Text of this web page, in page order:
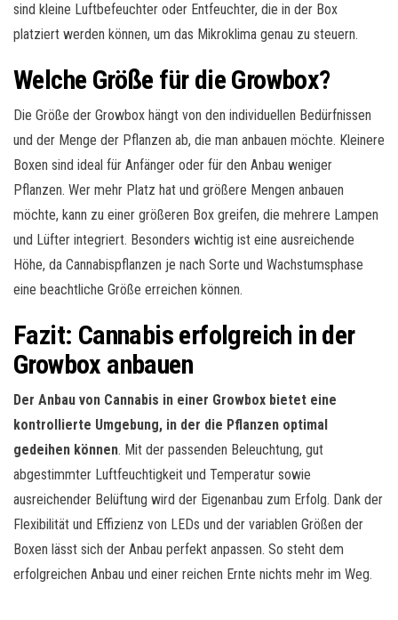
sind kleine Luftbefeuchter oder Entfeuchter, die in der Box
platziert werden können, um das Mikroklima genau zu steuern.
Welche Größe für die Growbox?
Die Größe der Growbox hängt von den individuellen Bedürfnissen
und der Menge der Pflanzen ab, die man anbauen möchte. Kleinere
Boxen sind ideal für Anfänger oder für den Anbau weniger
Pflanzen. Wer mehr Platz hat und größere Mengen anbauen
möchte, kann zu einer größeren Box greifen, die mehrere Lampen
und Lüfter integriert. Besonders wichtig ist eine ausreichende
Höhe, da Cannabispflanzen je nach Sorte und Wachstumsphase
eine beachtliche Größe erreichen können.
Fazit: Cannabis erfolgreich in der
Growbox anbauen
Der Anbau von Cannabis in einer Growbox bietet eine
kontrollierte Umgebung, in der die Pflanzen optimal
gedeihen können. Mit der passenden Beleuchtung, gut
abgestimmter Luftfeuchtigkeit und Temperatur sowie
ausreichender Belüftung wird der Eigenanbau zum Erfolg. Dank der
Flexibilität und Effizienz von LEDs und der variablen Größen der
Boxen lässt sich der Anbau perfekt anpassen. So steht dem
erfolgreichen Anbau und einer reichen Ernte nichts mehr im Weg.